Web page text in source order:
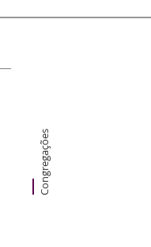
Congregações